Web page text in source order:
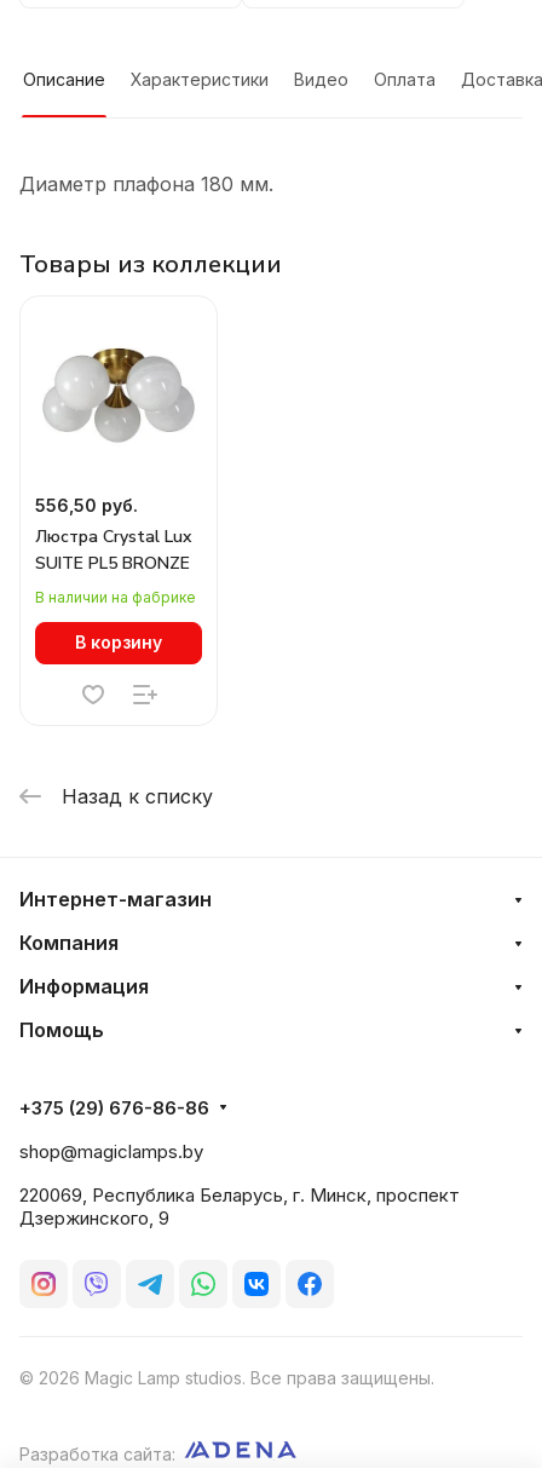
Описание Характеристики Видео Оплата Доставка
Диаметр плафона 180 мм.
Товары из коллекции
556,50 руб.
Люстра Crystal Lux
SUITE PL5 BRONZE
В наличии на фабрике
В корзину
Назад к списку
Интернет-магазин
Компания
Информация
Помощь
+375 (29) 676-86-86
shop@magiclamps.by
220069, Республика Беларусь, г. Минск, проспект
Дзержинского, 9
© 2026 Magic Lamp studios. Все права защищены.
Разработка сайта: